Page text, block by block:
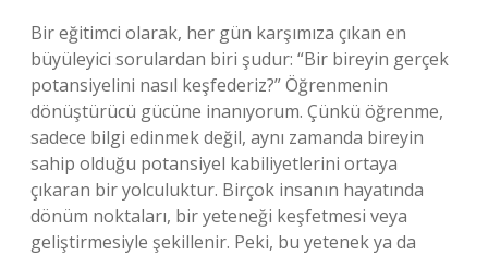
Bir eğitimci olarak, her gün karşımıza çıkan en
büyüleyici sorulardan biri şudur: “Bir bireyin gerçek
potansiyelini nasıl keşfederiz?” Öğrenmenin
dönüştürücü gücüne inanıyorum. Çünkü öğrenme,
sadece bilgi edinmek değil, aynı zamanda bireyin
sahip olduğu potansiyel kabiliyetlerini ortaya
çıkaran bir yolculuktur. Birçok insanın hayatında
dönüm noktaları, bir yeteneği keşfetmesi veya
geliştirmesiyle şekillenir. Peki, bu yetenek ya da